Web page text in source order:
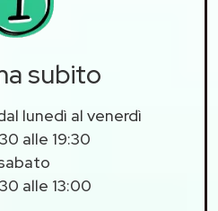
subito
lunedì al venerdì
alle 19:30
alle 13:00